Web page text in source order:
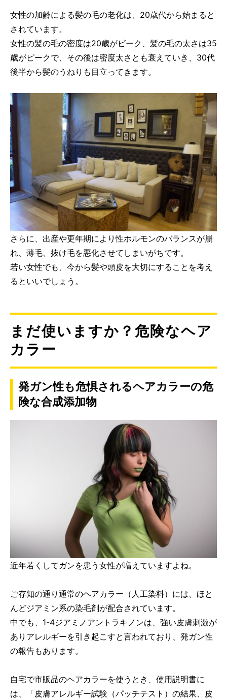
女性の加齢による髪の毛の老化は、20歳代から始まると
されています。
女性の髪の毛の密度は20歳がピーク、髪の毛の太さは35
歳がピークで、その後は密度太さとも衰えていき、30代
後半から髪のうねりも目立ってきます。
さらに、出産や更年期により性ホルモンのバランスが崩
れ、薄毛、抜け毛を悪化させてしまいがちです。
若い女性でも、今から髪や頭皮を大切にすることを考え
るといいでしょう。
まだ使いますか？危険なヘア
カラー
発ガン性も危惧されるヘアカラーの危
険な合成添加物
近年若くしてガンを患う女性が増えていますよね。
ご存知の通り通常のヘアカラー（人工染料）には、ほと
んどジアミン系の染毛剤が配合されています。
中でも、1-4ジアミノアントラキノンは、強い皮膚刺激が
ありアレルギーを引き起こすと言われており、発ガン性
の報告もあります。
自宅で市販品のヘアカラーを使うとき、使用説明書に
は、「皮膚アレルギー試験（パッチテスト）の結果、皮